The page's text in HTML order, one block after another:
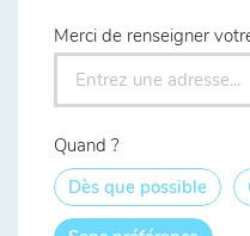
Merci de renseigner
Quand ?
Dès que possible